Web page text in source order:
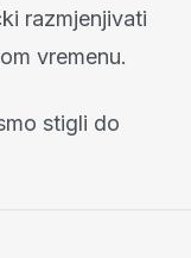
razmjenjivati
vremenu.
stigli do